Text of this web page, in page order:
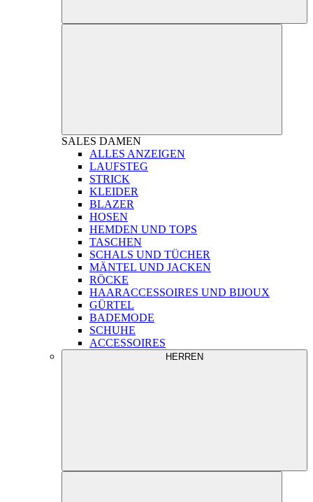
SALES DAMEN
ALLES ANZEIGEN
LAUFSTEG
STRICK
KLEIDER
BLAZER
HOSEN
HEMDEN UND TOPS
TASCHEN
SCHALS UND TÜCHER
MÄNTEL UND JACKEN
RÖCKE
HAARACCESSOIRES UND BIJOUX
GÜRTEL
BADEMODE
SCHUHE
ACCESSOIRES
HERREN